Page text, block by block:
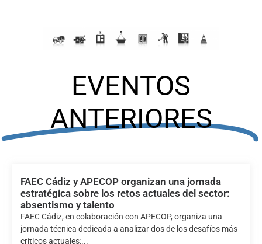
EVENTOS
ANTERIORES
FAEC Cádiz y APECOP organizan una jornada
estratégica sobre los retos actuales del sector:
absentismo y talento
FAEC Cádiz, en colaboración con APECOP, organiza una
jornada técnica dedicada a analizar dos de los desafíos más
críticos actuales:...